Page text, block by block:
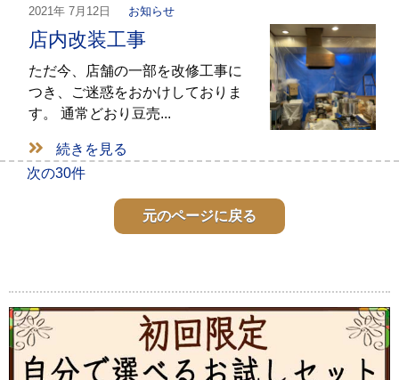
2021年 7月12日 お知らせ
店内改装工事
ただ今、店舗の一部を改修工事に
つき、ご迷惑をおかけしておりま
す。 通常どおり豆売...
続きを見る
次の30件
元のページに戻る